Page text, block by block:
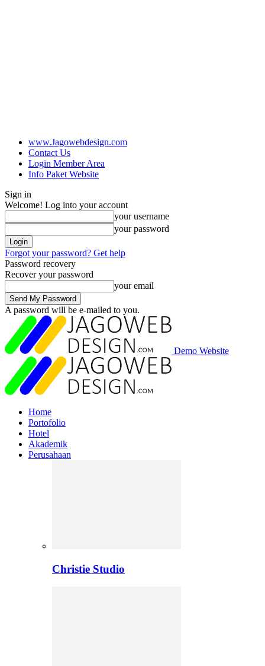
www.Jagowebdesign.com
Contact Us
Login Member Area
Info Paket Website
Sign in
Welcome! Log into your account
your username
your password
Forgot your password? Get help
Password recovery
Recover your password
your email
A password will be e-mailed to you.
Demo Website
Home
Portofolio
Hotel
Akademik
Perusahaan
Christie Studio